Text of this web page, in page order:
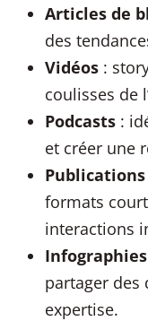
Articles de
des
Vidéos :
coulisses de
Podcasts :
et créer une
formats
interactions
partager des
expertise.